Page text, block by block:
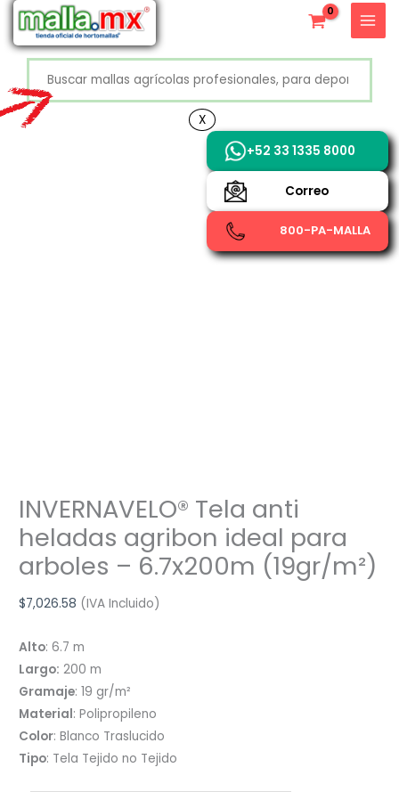
contenido
INVERNAVELO® Tela anti
heladas agribon ideal para
arboles – 6.7x200m (19gr/m²)
$7,026.58 (IVA Incluido)
Alto: 6.7 m
Largo: 200 m
Gramaje: 19 gr/m²
Material: Polipropileno
Color: Blanco Traslucido
Tipo: Tela Tejido no Tejido
X
+52 800 726 2552
+52 33 1335 8000
Correo
800-PA-MALLA
X